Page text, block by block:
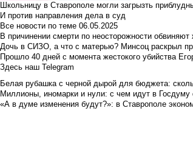
Школьницу в Ставрополе могли загрызть
И против направления дела в суд
Все новости по теме 06.05.2025
В причинении смерти по неосторожности
Дочь в СИЗО, а что с матерью? Минсоц раскрыл
Прошло 40 дней с момента жестокого убийства
Здесь наш Telegram
Белая рубашка с черной дырой для бюджета:
Миллионы, иномарки и нули: с чем идут в Госдуму
«А в думе изменения будут?»: в Ставрополе